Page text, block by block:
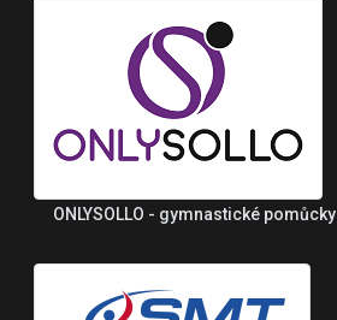
ONLYSOLLO - gymnastické pomůcky